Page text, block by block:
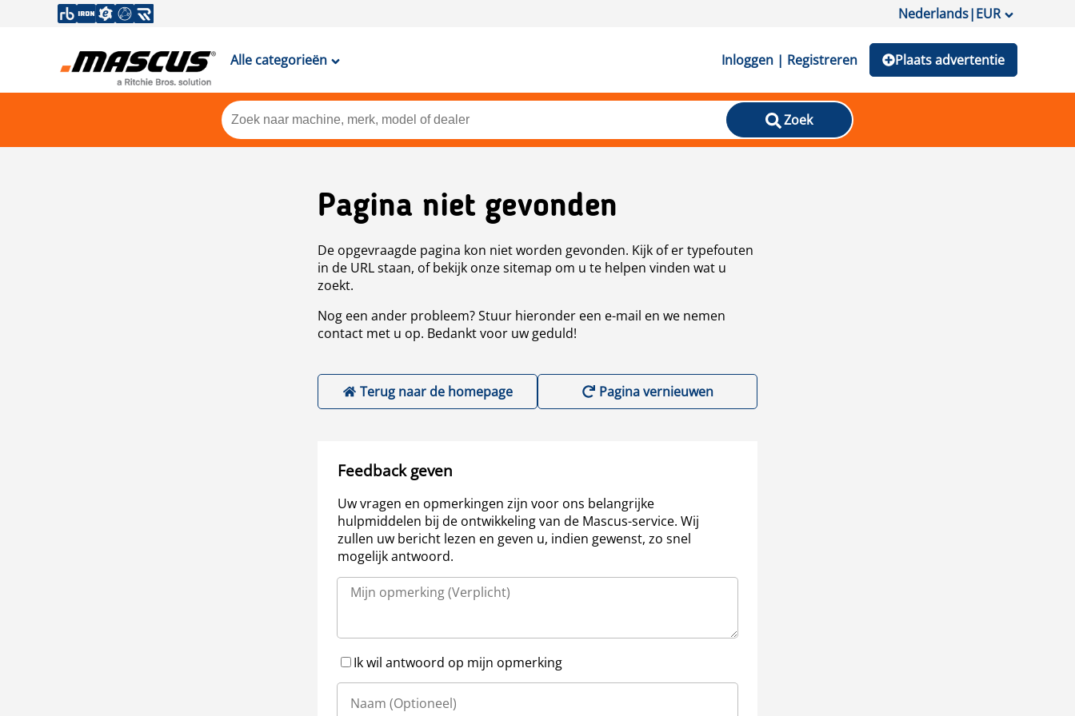
Nederlands|EUR
Alle categorieën Inloggen | Registreren Plaats advertentie
Zoek
Pagina niet gevonden
De opgevraagde pagina kon niet worden gevonden. Kijk of er typefouten
in de URL staan, of bekijk onze sitemap om u te helpen vinden wat u
zoekt.
Nog een ander probleem? Stuur hieronder een e-mail en we nemen
contact met u op. Bedankt voor uw geduld!
Terug naar de homepage Pagina vernieuwen
Feedback geven
Uw vragen en opmerkingen zijn voor ons belangrijke
hulpmiddelen bij de ontwikkeling van de Mascus-service. Wij
zullen uw bericht lezen en geven u, indien gewenst, zo snel
mogelijk antwoord.
Ik wil antwoord op mijn opmerking